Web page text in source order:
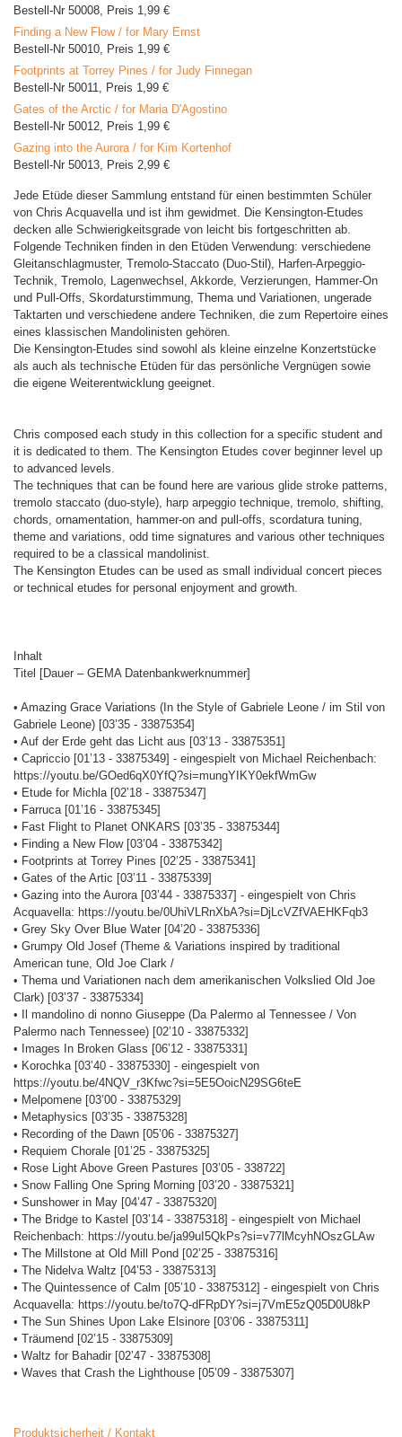
Bestell-Nr 50008, Preis 1,99 €
Finding a New Flow / for Mary Ernst
Bestell-Nr 50010, Preis 1,99 €
Footprints at Torrey Pines / for Judy Finnegan
Bestell-Nr 50011, Preis 1,99 €
Gates of the Arctic / for Maria D'Agostino
Bestell-Nr 50012, Preis 1,99 €
Gazing into the Aurora / for Kim Kortenhof
Bestell-Nr 50013, Preis 2,99 €
Jede Etüde dieser Sammlung entstand für einen bestimmten Schüler
von Chris Acquavella und ist ihm gewidmet. Die Kensington-Etudes
decken alle Schwierigkeitsgrade von leicht bis fortgeschritten ab.
Folgende Techniken finden in den Etüden Verwendung: verschiedene
Gleitanschlagmuster, Tremolo-Staccato (Duo-Stil), Harfen-Arpeggio-
Technik, Tremolo, Lagenwechsel, Akkorde, Verzierungen, Hammer-On
und Pull-Offs, Skordaturstimmung, Thema und Variationen, ungerade
Taktarten und verschiedene andere Techniken, die zum Repertoire eines
eines klassischen Mandolinisten gehören.
Die Kensington-Etudes sind sowohl als kleine einzelne Konzertstücke
als auch als technische Etüden für das persönliche Vergnügen sowie
die eigene Weiterentwicklung geeignet.
Chris composed each study in this collection for a specific student and
it is dedicated to them. The Kensington Etudes cover beginner level up
to advanced levels.
The techniques that can be found here are various glide stroke patterns,
tremolo staccato (duo-style), harp arpeggio technique, tremolo, shifting,
chords, ornamentation, hammer-on and pull-offs, scordatura tuning,
theme and variations, odd time signatures and various other techniques
required to be a classical mandolinist.
The Kensington Etudes can be used as small individual concert pieces
or technical etudes for personal enjoyment and growth.
Inhalt
Titel [Dauer – GEMA Datenbankwerknummer]
• Amazing Grace Variations (In the Style of Gabriele Leone / im Stil von
Gabriele Leone) [03’35 - 33875354]
• Auf der Erde geht das Licht aus [03’13 - 33875351]
• Capriccio [01’13 - 33875349] - eingespielt von Michael Reichenbach:
https://youtu.be/GOed6qX0YfQ?si=mungYIKY0ekfWmGw
• Etude for Michla [02’18 - 33875347]
• Farruca [01’16 - 33875345]
• Fast Flight to Planet ONKARS [03’35 - 33875344]
• Finding a New Flow [03’04 - 33875342]
• Footprints at Torrey Pines [02’25 - 33875341]
• Gates of the Artic [03’11 - 33875339]
• Gazing into the Aurora [03’44 - 33875337] - eingespielt von Chris
Acquavella: https://youtu.be/0UhiVLRnXbA?si=DjLcVZfVAEHKFqb3
• Grey Sky Over Blue Water [04’20 - 33875336]
• Grumpy Old Josef (Theme & Variations inspired by traditional
American tune, Old Joe Clark /
• Thema und Variationen nach dem amerikanischen Volkslied Old Joe
Clark) [03’37 - 33875334]
• Il mandolino di nonno Giuseppe (Da Palermo al Tennessee / Von
Palermo nach Tennessee) [02’10 - 33875332]
• Images In Broken Glass [06’12 - 33875331]
• Korochka [03’40 - 33875330] - eingespielt von
https://youtu.be/4NQV_r3Kfwc?si=5E5OoicN29SG6teE
• Melpomene [03’00 - 33875329]
• Metaphysics [03’35 - 33875328]
• Recording of the Dawn [05’06 - 33875327]
• Requiem Chorale [01’25 - 33875325]
• Rose Light Above Green Pastures [03’05 - 338722]
• Snow Falling One Spring Morning [03’20 - 33875321]
• Sunshower in May [04’47 - 33875320]
• The Bridge to Kastel [03’14 - 33875318] - eingespielt von Michael
Reichenbach: https://youtu.be/ja99uI5QkPs?si=v77lMcyhNOszGLAw
• The Millstone at Old Mill Pond [02’25 - 33875316]
• The Nidelva Waltz [04’53 - 33875313]
• The Quintessence of Calm [05’10 - 33875312] - eingespielt von Chris
Acquavella: https://youtu.be/to7Q-dFRpDY?si=j7VmE5zQ05D0U8kP
• The Sun Shines Upon Lake Elsinore [03’06 - 33875311]
• Träumend [02’15 - 33875309]
• Waltz for Bahadir [02’47 - 33875308]
• Waves that Crash the Lighthouse [05’09 - 33875307]
Produktsicherheit / Kontakt